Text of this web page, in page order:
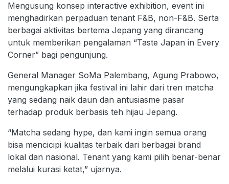
Mengusung konsep interactive exhibition, event ini
menghadirkan perpaduan tenant F&B, non-F&B. Serta
berbagai aktivitas bertema Jepang yang dirancang
untuk memberikan pengalaman “Taste Japan in Every
Corner” bagi pengunjung.
General Manager SoMa Palembang, Agung Prabowo,
mengungkapkan jika festival ini lahir dari tren matcha
yang sedang naik daun dan antusiasme pasar
terhadap produk berbasis teh hijau Jepang.
“Matcha sedang hype, dan kami ingin semua orang
bisa mencicipi kualitas terbaik dari berbagai brand
lokal dan nasional. Tenant yang kami pilih benar-benar
melalui kurasi ketat,” ujarnya.